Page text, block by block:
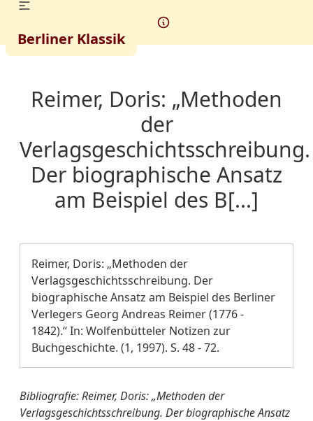
Berliner Klassik
Reimer, Doris: „Methoden
der
Verlagsgeschichtsschreibung.
Der biographische Ansatz
am Beispiel des B[...]
Reimer, Doris: „Methoden der
Verlagsgeschichtsschreibung. Der
biographische Ansatz am Beispiel des Berliner
Verlegers Georg Andreas Reimer (1776 -
1842).“ In: Wolfenbütteler Notizen zur
Buchgeschichte. (1, 1997). S. 48 - 72.
Bibliografie: Reimer, Doris: „Methoden der
Verlagsgeschichtsschreibung. Der biographische Ansatz